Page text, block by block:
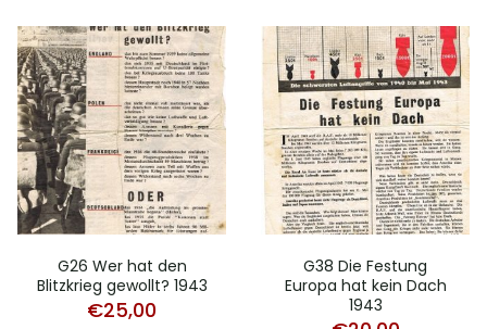
G26 Wer hat den
Blitzkrieg gewollt? 1943
€25,00
G38 Die Festung
Europa hat kein Dach
1943